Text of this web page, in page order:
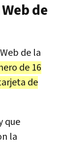
de
de la
de 16
de
que
la